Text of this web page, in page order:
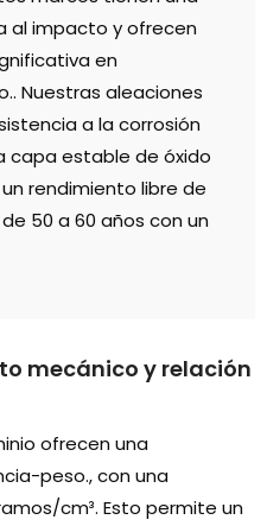
al impacto y ofrecen
en
Nuestras aleaciones
a la corrosión
capa estable de óxido
rendimiento libre de
50 a 60 años con un
mecánico y relación
ofrecen una
peso., con una
cm³. Esto permite un